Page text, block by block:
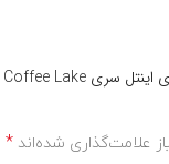
اولین کسی باشید که دیدگاهی می نویسد “پردازنده مرکزی اینتل سری Coffee Lake
علامت‌گذاری شده‌اند *